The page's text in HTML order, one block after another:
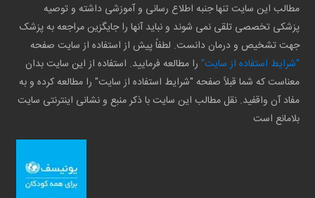
مطالب این سایت تنها جنبه اطلاع رسانی و آموزشی داشته و توصیه
پزشکی تخصصی تلقی نمی شوند و نباید آنها را جایگزین مراجعه به پزشک
جهت تشخیص و درمان دانست. لطفاً پیش از استفاده از سایت صفحه
"شرایط استفاده از سایت" را مطالعه فرمایید. استفاده از این سایت بدان
معناست که شما قبلاً صفحه "شرایط استفاده از سایت" را مطالعه کرده و به
مفاد آن واقفید. نقل مطالب این سایت با ذکر منبع و نشانی اینترنتی سایت
بلامانع است